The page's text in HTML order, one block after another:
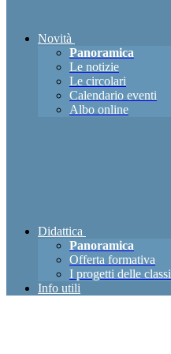
Novità
Panoramica
Le notizie
Le circolari
Calendario eventi
Albo online
Didattica
Panoramica
Offerta formativa
I progetti delle classi
Info utili